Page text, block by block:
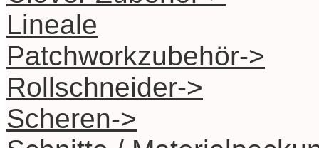
Lineale
Patchworkzubehör->
Rollschneider->
Scheren->